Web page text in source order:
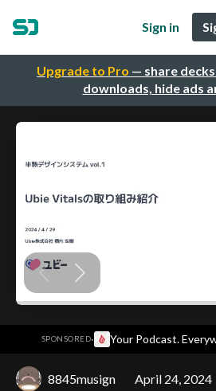
Upgrade to Pro — share
downloads, hide ads
Sign in
SPONSORED· Your Podcast.
8845musign April 24, 2024